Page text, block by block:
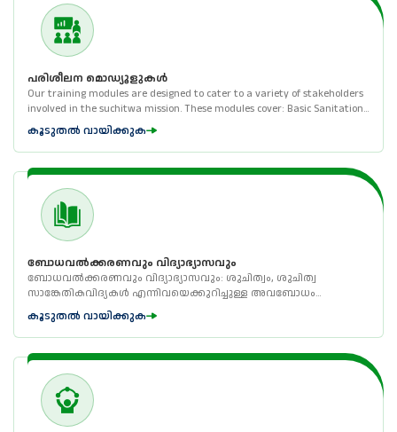
പരിശീലന മൊഡ്യൂളുകൾ
Our training modules are designed to cater to a variety of stakeholders
involved in the suchitwa mission. These modules cover: Basic Sanitation
and Hygiene Practices Operation and Maintenance of Sanitation
Infrastructure Waste Management Tec...
കൂടുതൽ വായിക്കുക
ബോധവൽക്കരണവും വിദ്യാഭ്യാസവും
ബോധവൽക്കരണവും വിദ്യാഭ്യാസവും: ശുചിത്വം, ശുചിത്വ
സാങ്കേതികവിദ്യകൾ എന്നിവയെക്കുറിച്ചുള്ള അവബോധം
പ്രചരിപ്പിക്കുക, ശിൽപശാലകൾ, സെമിനാറുകൾ, ബഹുജന
ആശയവിനിമയ ഉപകരണങ്ങൾ എന്നിവയിലൂടെ മാലിന്യ
സംസ്കരണവും. ഇത് സ്കൂൾ കുട്ടികൾ, വനിതാ ഗ്രൂപ്പുകൾ,
പാർശ്വവൽക്കരിക്കപ...
കൂടുതൽ വായിക്കുക